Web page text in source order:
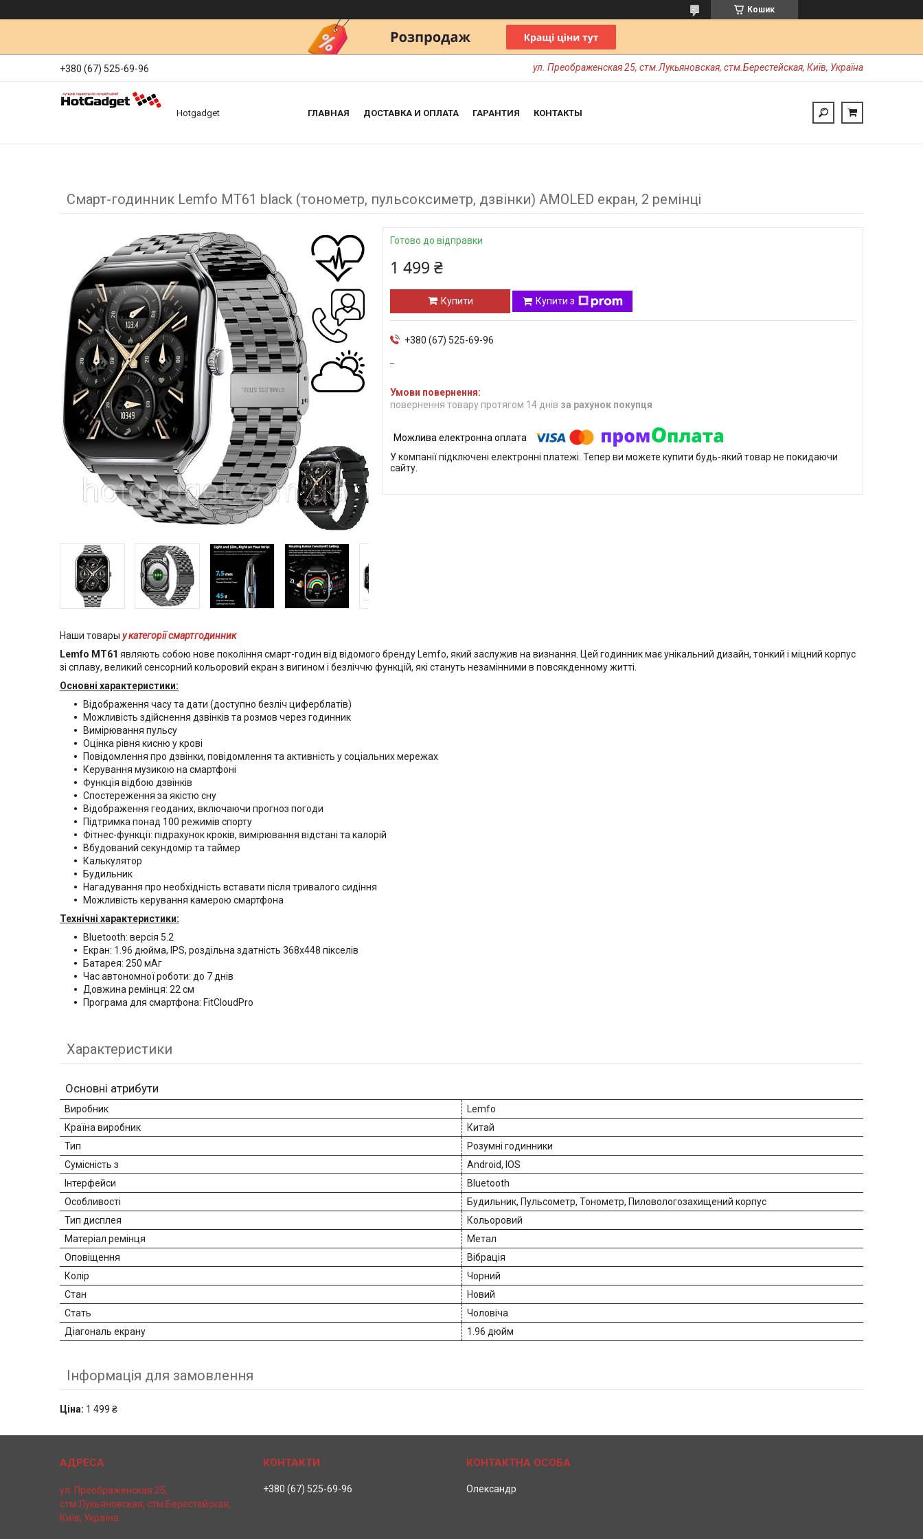
Кошик
+380 (67) 525-69-96 ул. Преображенская 25, стм.Лукьяновская, стм.Берестейская, Київ, Україна
Hotgadget ГЛАВНАЯ ДОСТАВКА И ОПЛАТА ГАРАНТИЯ КОНТАКТЫ
Смарт-годинник Lemfo MT61 black (тонометр, пульсоксиметр, дзвінки) AMOLED екран, 2 ремінці
Готово до відправки
1 499 ₴
Купити Купити з
+380 (67) 525-69-96
повернення товару протягом 14 днів за рахунок покупця
У компанії підключені електронні платежі. Тепер ви можете купити будь-який товар не покидаючи
сайту.
Наши товары у категорії смартгодинник
Lemfo MT61 являють собою нове покоління смарт-годин від відомого бренду Lemfo, який заслужив на визнання. Цей годинник має унікальний дизайн, тонкий і міцний корпус
зі сплаву, великий сенсорний кольоровий екран з вигином і безліччю функцій, які стануть незамінними в повсякденному житті.
Основні характеристики:
Відображення часу та дати (доступно безліч циферблатів)
Можливість здійснення дзвінків та розмов через годинник
Вимірювання пульсу
Оцінка рівня кисню у крові
Повідомлення про дзвінки, повідомлення та активність у соціальних мережах
Керування музикою на смартфоні
Функція відбою дзвінків
Спостереження за якістю сну
Відображення геоданих, включаючи прогноз погоди
Підтримка понад 100 режимів спорту
Фітнес-функції: підрахунок кроків, вимірювання відстані та калорій
Вбудований секундомір та таймер
Калькулятор
Будильник
Нагадування про необхідність вставати після тривалого сидіння
Можливість керування камерою смартфона
Технічні характеристики:
Bluetooth: версія 5.2
Екран: 1.96 дюйма, IPS, роздільна здатність 368x448 пікселів
Батарея: 250 мАг
Час автономної роботи: до 7 днів
Довжина ремінця: 22 см
Програма для смартфона: FitCloudPro
Характеристики
Основні атрибути
Виробник
Lemfo
Країна виробник
Китай
Тип
Розумні годинники
Сумісність з
Android, IOS
Інтерфейси
Bluetooth
Особливості
Будильник, Пульсометр, Тонометр, Пиловологозахищений корпус
Тип дисплея
Кольоровий
Матеріал ремінця
Метал
Оповіщення
Вібрація
Колір
Чорний
Стан
Новий
Стать
Чоловіча
Діагональ екрану
1.96 дюйм
Інформація для замовлення
Ціна: 1 499 ₴
ул. Преображенская 25,
стм.Лукьяновская, стм.Берестейская,
Київ, Україна
+380 (67) 525-69-96 Олександр